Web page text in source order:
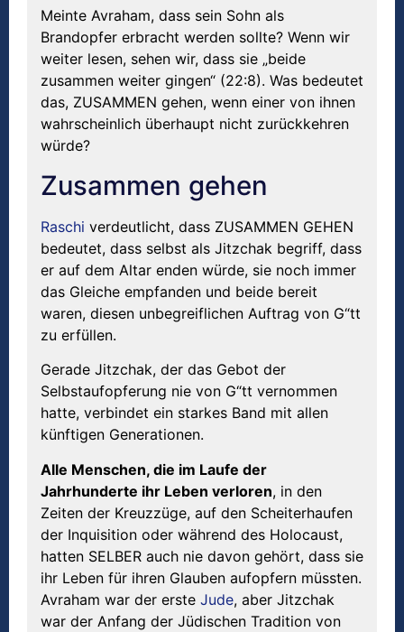
Meinte Avraham, dass sein Sohn als
Brandopfer erbracht werden sollte? Wenn wir
weiter lesen, sehen wir, dass sie „beide
zusammen weiter gingen“ (22:8). Was bedeutet
das, ZUSAMMEN gehen, wenn einer von ihnen
wahrscheinlich überhaupt nicht zurückkehren
würde?
Zusammen gehen
Raschi verdeutlicht, dass ZUSAMMEN GEHEN
bedeutet, dass selbst als Jitzchak begriff, dass
er auf dem Altar enden würde, sie noch immer
das Gleiche empfanden und beide bereit
waren, diesen unbegreiflichen Auftrag von G“tt
zu erfüllen.
Gerade Jitzchak, der das Gebot der
Selbstaufopferung nie von G“tt vernommen
hatte, verbindet ein starkes Band mit allen
künftigen Generationen.
Alle Menschen, die im Laufe der
Jahrhunderte ihr Leben verloren, in den
Zeiten der Kreuzzüge, auf den Scheiterhaufen
der Inquisition oder während des Holocaust,
hatten SELBER auch nie davon gehört, dass sie
ihr Leben für ihren Glauben aufopfern müssten.
Avraham war der erste Jude, aber Jitzchak
war der Anfang der Jüdischen Tradition von